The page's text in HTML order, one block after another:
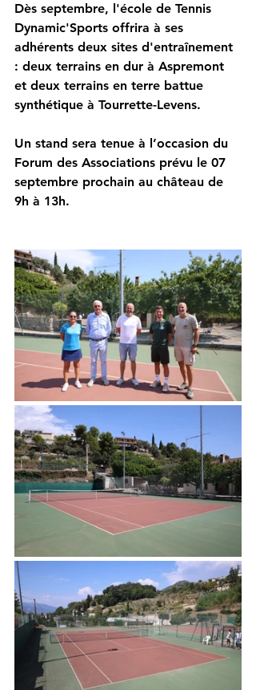
Dès septembre, l'école de Tennis
Dynamic'Sports offrira à ses
adhérents deux sites d'entraînement
: deux terrains en dur à Aspremont
et deux terrains en terre battue
synthétique à Tourrette-Levens.
Un stand sera tenue à l’occasion du
Forum des Associations prévu le 07
septembre prochain au château de
9h à 13h.